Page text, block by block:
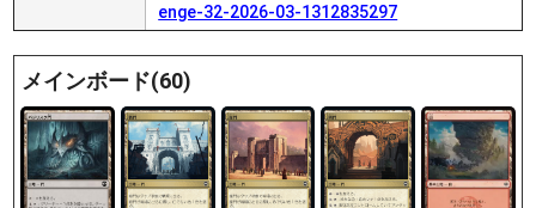
enge-32-2026-03-1312835297
メインボード(60)